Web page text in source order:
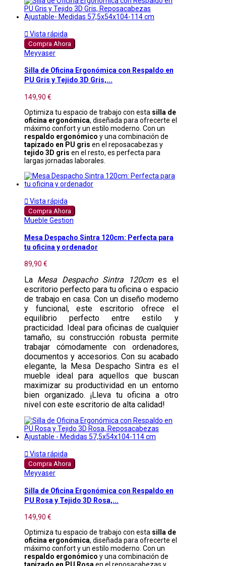
 Vista rápida
Compra Ahora
Meyvaser
Silla de Oficina Ergonómica con Respaldo en
PU Gris y Tejido 3D Gris,...
149,90 €
Optimiza tu espacio de trabajo con esta silla de
oficina ergonómica, diseñada para ofrecerte el
máximo confort y un estilo moderno. Con un
respaldo ergonómico y una combinación de
tapizado en PU gris en el reposacabezas y
tejido 3D gris en el resto, es perfecta para
largas jornadas laborales.
 Vista rápida
Compra Ahora
Mueble Gestion
Mesa Despacho Sintra 120cm: Perfecta para
tu oficina y ordenador
89,90 €
La Mesa Despacho Sintra 120cmes el
escritorio perfecto para tu oficina o espacio
de trabajo en casa. Con un diseño moderno
y funcional, este escritorio ofrece el
equilibrio perfecto entre estilo y
practicidad. Ideal para oficinas de cualquier
tamaño, su construcción robusta permite
trabajar cómodamente con ordenadores,
documentos y accesorios. Con su acabado
elegante, la Mesa Despacho Sintra es el
mueble ideal para aquellos que buscan
maximizar su productividad en un entorno
bien organizado. ¡Lleva tu oficina a otro
nivel con este escritorio de alta calidad!
 Vista rápida
Compra Ahora
Meyvaser
Silla de Oficina Ergonómica con Respaldo en
PU Rosa y Tejido 3D Rosa,...
149,90 €
Optimiza tu espacio de trabajo con esta silla de
oficina ergonómica, diseñada para ofrecerte el
máximo confort y un estilo moderno. Con un
respaldo ergonómico y una combinación de